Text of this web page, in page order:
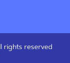
rights reserved